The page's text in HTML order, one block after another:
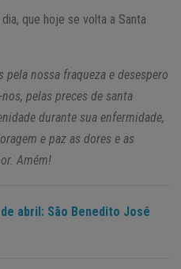
que hoje se volta a Santa
pela nossa fraqueza e desespero
pelas preces de santa
durante sua enfermidade,
e paz as dores e as
Amém!
abril: São Benedito José